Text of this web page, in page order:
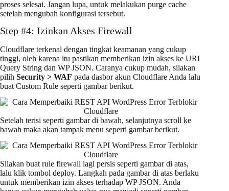
proses selesai. Jangan lupa, untuk melakukan purge cache
setelah mengubah konfigurasi tersebut.
Step #4: Izinkan Akses Firewall
Cloudflare terkenal dengan tingkat keamanan yang cukup
tinggi, oleh karena itu pastikan memberikan izin akses ke URI
Query String dan WP JSON. Caranya cukup mudah, silakan
pilih Security > WAF pada dasbor akun Cloudflare Anda lalu
buat Custom Rule seperti gambar berikut.
Setelah terisi seperti gambar di bawah, selanjutnya scroll ke
bawah maka akan tampak menu seperti gambar berikut.
Silakan buat rule firewall lagi persis seperti gambar di atas,
lalu klik tombol deploy. Langkah pada gambar di atas berlaku
untuk memberikan izin akses terhadap WP JSON. Anda